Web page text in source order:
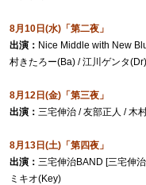
8月10日(水)「第二夜」
出演： Nice Middle with New
村きたろー(Ba) / 江川ゲンタ
8月12日(金)「第三夜」
出演： 三宅伸治 / 友部正人 / 木
8月13日(土)「第四夜」
出演： 三宅伸治BAND [三宅伸
ミキオ(Key)